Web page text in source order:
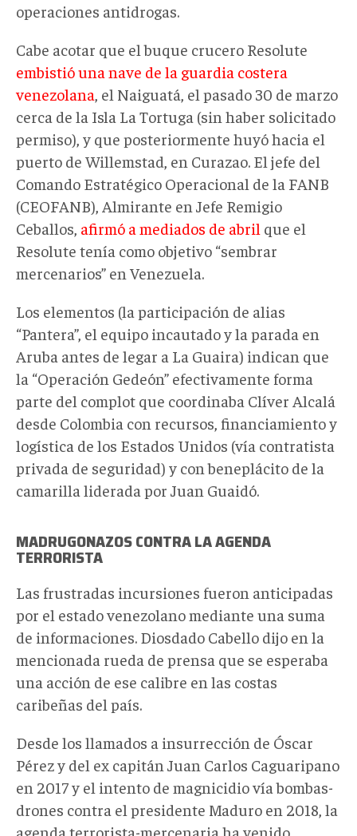
operaciones antidrogas.
Cabe acotar que el buque crucero Resolute
embistió una nave de la guardia costera
venezolana, el Naiguatá, el pasado 30 de marzo
cerca de la Isla La Tortuga (sin haber solicitado
permiso), y que posteriormente huyó hacia el
puerto de Willemstad, en Curazao. El jefe del
Comando Estratégico Operacional de la FANB
(CEOFANB), Almirante en Jefe Remigio
Ceballos, afirmó a mediados de abril que el
Resolute tenía como objetivo “sembrar
mercenarios” en Venezuela.
Los elementos (la participación de alias
“Pantera”, el equipo incautado y la parada en
Aruba antes de legar a La Guaira) indican que
la “Operación Gedeón” efectivamente forma
parte del complot que coordinaba Clíver Alcalá
desde Colombia con recursos, financiamiento y
logística de los Estados Unidos (vía contratista
privada de seguridad) y con beneplácito de la
camarilla liderada por Juan Guaidó.
MADRUGONAZOS CONTRA LA AGENDA
TERRORISTA
Las frustradas incursiones fueron anticipadas
por el estado venezolano mediante una suma
de informaciones. Diosdado Cabello dijo en la
mencionada rueda de prensa que se esperaba
una acción de ese calibre en las costas
caribeñas del país.
Desde los llamados a insurrección de Óscar
Pérez y del ex capitán Juan Carlos Caguaripano
en 2017 y el intento de magnicidio vía bombas-
drones contra el presidente Maduro en 2018, la
agenda terrorista-mercenaria ha venido